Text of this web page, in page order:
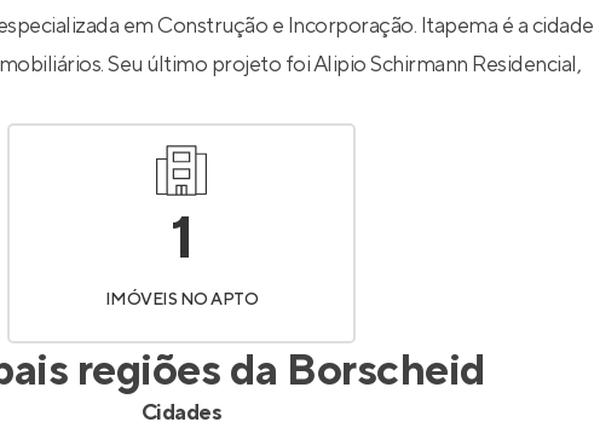
Entrar no Aptoem Construção e Incorporação. Itapema é a cidade
Seu último projeto foiAlipio Schirmann Residencial,
1
IMÓVEIS NO APTO
regiões da Borscheid
Cidades